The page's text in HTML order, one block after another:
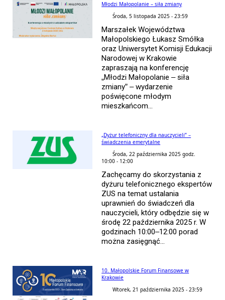
Młodzi Małopolanie – siła zmiany
Środa, 5 listopada 2025 - 23:59
Marszałek Województwa
Małopolskiego Łukasz Smółka
oraz Uniwersytet Komisji Edukacji
Narodowej w Krakowie
zapraszają na konferencję
„Młodzi Małopolanie – siła
zmiany” – wydarzenie
poświęcone młodym
mieszkańcom...
„Dyżur telefoniczny dla nauczycieli” –
świadczenia emerytalne
Środa, 22 października 2025 godz.
10:00 - 12:00
Zachęcamy do skorzystania z
dyżuru telefonicznego ekspertów
ZUS na temat ustalania
uprawnień do świadczeń dla
nauczycieli, który odbędzie się w
środę 22 października 2025 r. W
godzinach 10:00–12:00 porad
można zasięgnąć...
10. Małopolskie Forum Finansowe w
Krakowie
Wtorek, 21 października 2025 - 23:59